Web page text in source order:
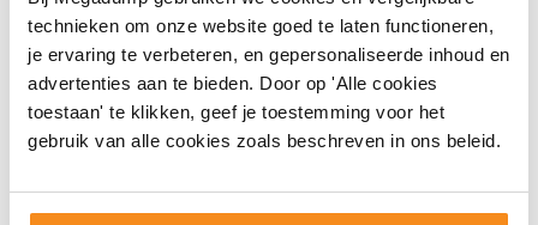
technieken om onze website goed te laten functioneren,
je ervaring te verbeteren, en gepersonaliseerde inhoud en
advertenties aan te bieden. Door op 'Alle cookies
toestaan' te klikken, geef je toestemming voor het
gebruik van alle cookies zoals beschreven in ons beleid.